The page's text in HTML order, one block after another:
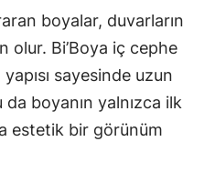
boyalar, duvarların
olur. Bi’Boya iç cephe
sayesinde uzun
da boyanın yalnızca ilk
estetik bir görünüm